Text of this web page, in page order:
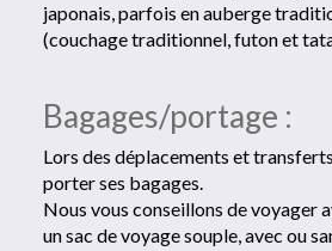
japonais, parfois en auberge
(couchage traditionnel, futon et
Bagages/portage :
Lors des déplacements et
porter ses bagages.
Nous vous conseillons de voyager
un sac de voyage souple, avec ou